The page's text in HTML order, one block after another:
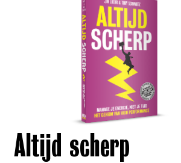
Altijd scherp